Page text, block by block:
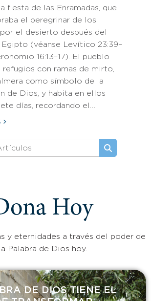
fiesta de las Enramadas, que
el peregrinar de los
el desierto después del
(véanse Levítico 23:39–
16:13–17). El pueblo
refugios con ramas de mirto,
como símbolo de la
de Dios, y habita en ellos
días, recordando el…
Hoy
y eternidades a través del poder de
la Palabra de Dios hoy.
DE DIOS TIENE EL